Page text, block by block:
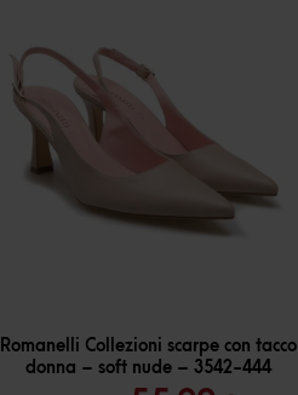
30
Romanelli Collezioni scarpe con tacco
donna – soft nude – 3542-444